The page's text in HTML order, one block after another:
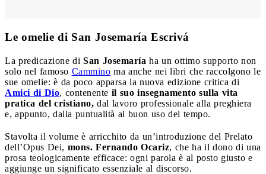
Le omelie di San Josemaría Escrivá
La predicazione di San Josemaría ha un ottimo supporto non
solo nel famoso Cammino ma anche nei libri che raccolgono le
sue omelie: è da poco apparsa la nuova edizione critica di
Amici di Dio, contenente il suo insegnamento sulla vita
pratica del cristiano, dal lavoro professionale alla preghiera
e, appunto, dalla puntualità al buon uso del tempo.
Stavolta il volume è arricchito da un’introduzione del Prelato
dell’Opus Dei, mons. Fernando Ocariz, che ha il dono di una
prosa teologicamente efficace: ogni parola è al posto giusto e
aggiunge un significato essenziale al discorso.